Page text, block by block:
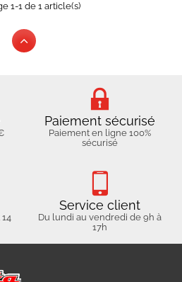
1-1 de 1 article(s)
Paiement sécurisé
Paiement en ligne 100%
sécurisé
Service client
Du lundi au vendredi de 9h à
17h